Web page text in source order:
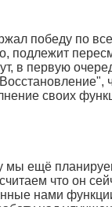
победу по
подлежит
в первую
своих
мы ещё
что он
нами